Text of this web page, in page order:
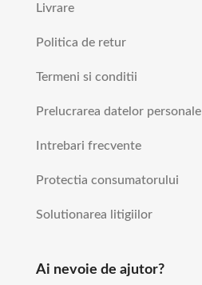
Livrare
Politica de retur
Termeni si conditii
Prelucrarea datelor personale
Intrebari frecvente
Protectia consumatorului
Solutionarea litigiilor
Ai nevoie de ajutor?